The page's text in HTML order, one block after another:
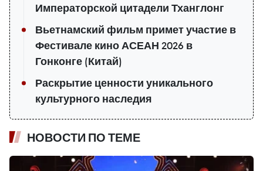
Императорской цитадели Тханглонг
Вьетнамский фильм примет участие в
Фестивале кино АСЕАН 2026 в
Гонконге (Китай)
Раскрытие ценности уникального
культурного наследия
НОВОСТИ ПО ТЕМЕ